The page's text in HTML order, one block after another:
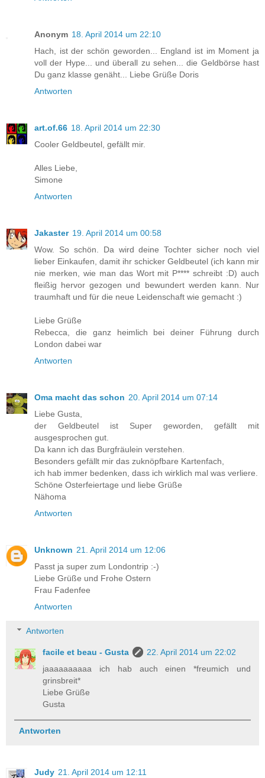
Anonym 18. April 2014 um 22:10
Hach, ist der schön geworden... England ist im Moment ja
voll der Hype... und überall zu sehen... die Geldbörse hast
Du ganz klasse genäht... Liebe Grüße Doris
Antworten
art.of.66 18. April 2014 um 22:30
Cooler Geldbeutel, gefällt mir.
Alles Liebe,
Simone
Antworten
Jakaster 19. April 2014 um 00:58
Wow. So schön. Da wird deine Tochter sicher noch viel
lieber Einkaufen, damit ihr schicker Geldbeutel (ich kann mir
nie merken, wie man das Wort mit P**** schreibt :D) auch
fleißig hervor gezogen und bewundert werden kann. Nur
traumhaft und für die neue Leidenschaft wie gemacht :)
Liebe Grüße
Rebecca, die ganz heimlich bei deiner Führung durch
London dabei war
Antworten
Oma macht das schon 20. April 2014 um 07:14
Liebe Gusta,
der Geldbeutel ist Super geworden, gefällt mit
ausgesprochen gut.
Da kann ich das Burgfräulein verstehen.
Besonders gefällt mir das zuknöpfbare Kartenfach,
ich hab immer bedenken, dass ich wirklich mal was verliere.
Schöne Osterfeiertage und liebe Grüße
Nähoma
Antworten
Unknown 21. April 2014 um 12:06
Passt ja super zum Londontrip :-)
Liebe Grüße und Frohe Ostern
Frau Fadenfee
Antworten
Antworten
facile et beau - Gusta
22. April 2014 um 22:02
jaaaaaaaaaa ich hab auch einen *freumich und
grinsbreit*
Liebe Grüße
Gusta
Antworten
Judy 21. April 2014 um 12:11